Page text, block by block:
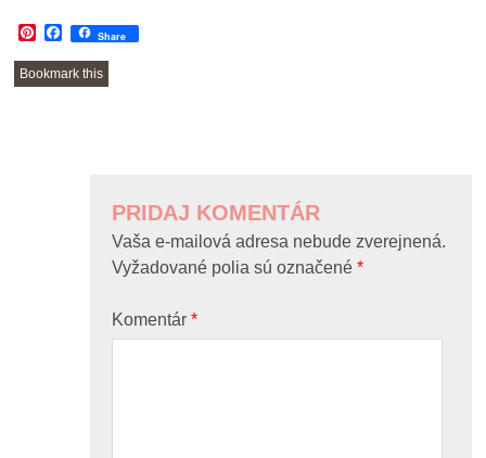
Pinterest
Facebook
Share
Bookmark this
PRIDAJ KOMENTÁR
Vaša e-mailová adresa nebude zverejnená.
Vyžadované polia sú označené*
Komentár*